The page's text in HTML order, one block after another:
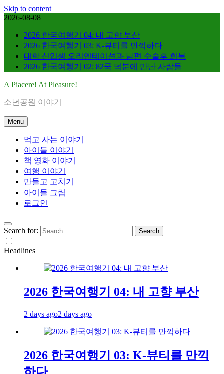
Skip to content
2026-08-08
2026 한국여행기 04: 내 고향 부산
2026 한국여행기 03: K-뷰티를 만끽하다
대학 신입생 오리엔테이션과 남편 수술후 회복
2026 한국여행기 02: 82쿡 덕분에 만난 사람들
A Piacere! At Pleasure!
소년공원 이야기
Menu
먹고 사는 이야기
아이들 이야기
책 영화 이야기
여행 이야기
만들고 고치기
아이들 그림
로그인
Search for:
Headlines
2026 한국여행기 04: 내 고향 부산
2 days ago2 days ago
2026 한국여행기 03: K-뷰티를 만끽
하다